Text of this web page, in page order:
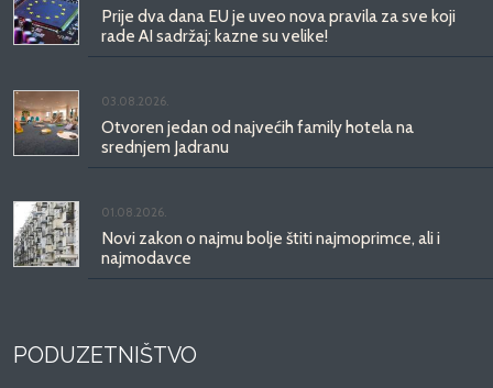
Prije dva dana EU je uveo nova pravila za sve koji
rade AI sadržaj: kazne su velike!
03.08.2026.
Otvoren jedan od najvećih family hotela na
srednjem Jadranu
01.08.2026.
Novi zakon o najmu bolje štiti najmoprimce, ali i
najmodavce
PODUZETNIŠTVO